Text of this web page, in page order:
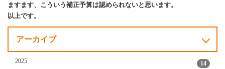
ますます、こういう補正予算は認められないと思います。
以上です。
アーカイブ
2025 14